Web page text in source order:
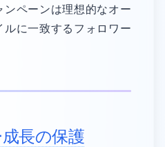
ペーンは理想的なオー
に一致するフォロワー
長の保護